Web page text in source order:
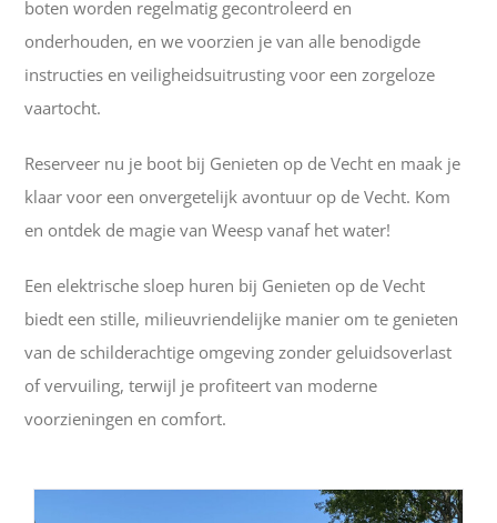
boten worden regelmatig gecontroleerd en
onderhouden, en we voorzien je van alle benodigde
instructies en veiligheidsuitrusting voor een zorgeloze
vaartocht.
Reserveer nu je boot bij Genieten op de Vecht en maak je
klaar voor een onvergetelijk avontuur op de Vecht. Kom
en ontdek de magie van Weesp vanaf het water!
Een elektrische sloep huren bij Genieten op de Vecht
biedt een stille, milieuvriendelijke manier om te genieten
van de schilderachtige omgeving zonder geluidsoverlast
of vervuiling, terwijl je profiteert van moderne
voorzieningen en comfort.